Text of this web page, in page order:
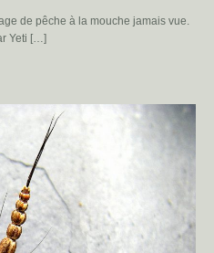
de pêche à la mouche jamais vue.
Yeti […]